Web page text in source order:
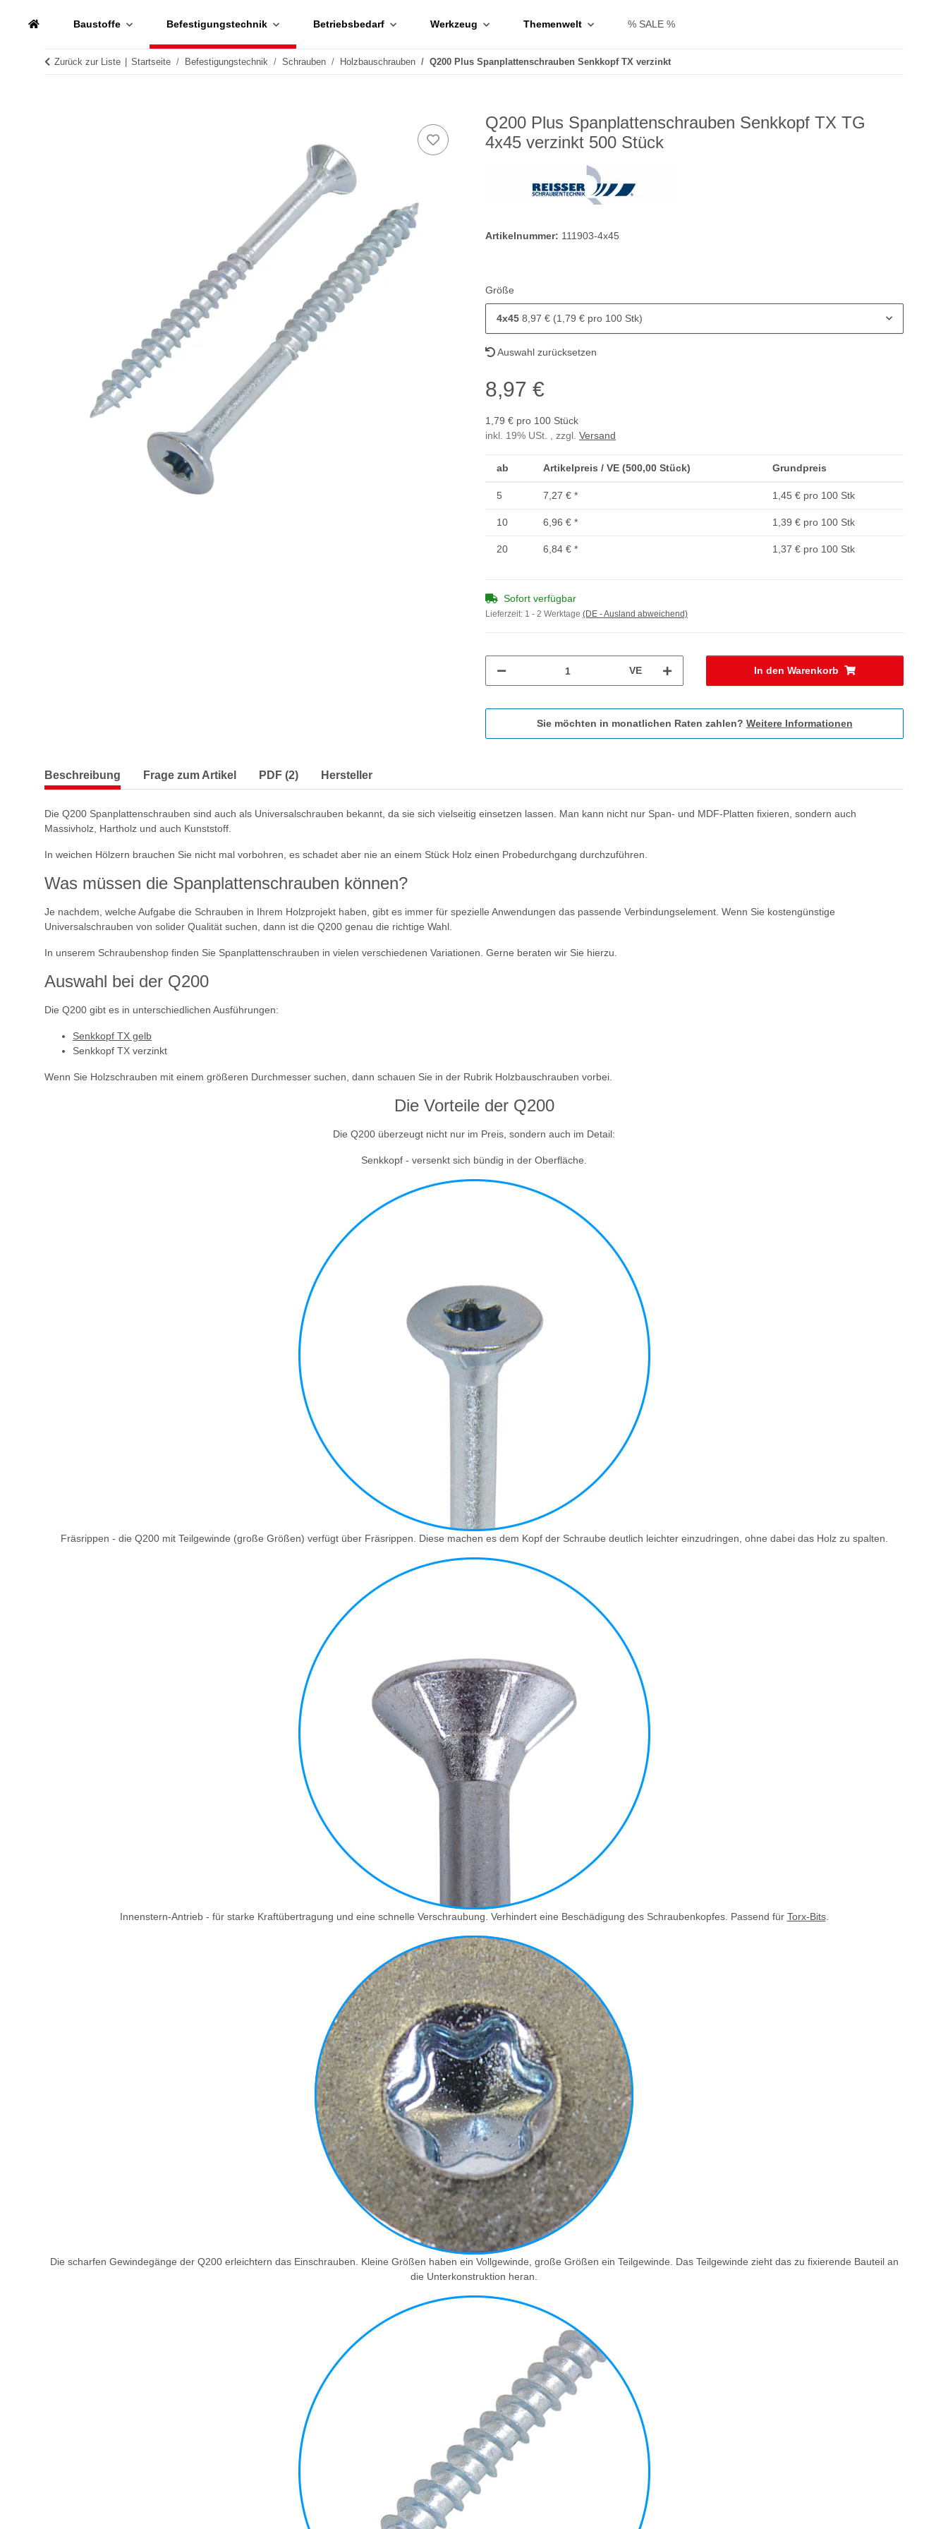
Baustoffe Befestigungstechnik Betriebsbedarf Werkzeug Themenwelt % SALE %
Zurück zur Liste Startseite Befestigungstechnik Schrauben Holzbauschrauben Q200 Plus Spanplattenschrauben Senkkopf TX verzinkt
Q200 Plus Spanplattenschrauben Senkkopf TX TG
4x45 verzinkt 500 Stück
Artikelnummer: 111903-4x45
Größe
4x45 8,97 € (1,79 € pro 100 Stk)
Auswahl zurücksetzen
8,97 €
1,79 € pro 100 Stück
inkl. 19% USt. , zzgl. Versand
ab Artikelpreis / VE (500,00 Stück) Grundpreis
5 7,27 € * 1,45 € pro 100 Stk
10 6,96 € * 1,39 € pro 100 Stk
20 6,84 € * 1,37 € pro 100 Stk
Sofort verfügbar
Lieferzeit: 1 - 2 Werktage (DE - Ausland abweichend)
VE In den Warenkorb
Sie möchten in monatlichen Raten zahlen? Weitere Informationen
Beschreibung Frage zum Artikel PDF (2) Hersteller
Die Q200 Spanplattenschrauben sind auch als Universalschrauben bekannt, da sie sich vielseitig einsetzen lassen. Man kann nicht nur Span- und MDF-Platten fixieren, sondern auch
Massivholz, Hartholz und auch Kunststoff.
In weichen Hölzern brauchen Sie nicht mal vorbohren, es schadet aber nie an einem Stück Holz einen Probedurchgang durchzuführen.
Was müssen die Spanplattenschrauben können?
Je nachdem, welche Aufgabe die Schrauben in Ihrem Holzprojekt haben, gibt es immer für spezielle Anwendungen das passende Verbindungselement. Wenn Sie kostengünstige
Universalschrauben von solider Qualität suchen, dann ist die Q200 genau die richtige Wahl.
In unserem Schraubenshop finden Sie Spanplattenschrauben in vielen verschiedenen Variationen. Gerne beraten wir Sie hierzu.
Auswahl bei der Q200
Die Q200 gibt es in unterschiedlichen Ausführungen:
Senkkopf TX gelb
Senkkopf TX verzinkt
Wenn Sie Holzschrauben mit einem größeren Durchmesser suchen, dann schauen Sie in der Rubrik Holzbauschrauben vorbei.
Die Vorteile der Q200
Die Q200 überzeugt nicht nur im Preis, sondern auch im Detail:
Senkkopf - versenkt sich bündig in der Oberfläche.
Fräsrippen - die Q200 mit Teilgewinde (große Größen) verfügt über Fräsrippen. Diese machen es dem Kopf der Schraube deutlich leichter einzudringen, ohne dabei das Holz zu spalten.
Innenstern-Antrieb - für starke Kraftübertragung und eine schnelle Verschraubung. Verhindert eine Beschädigung des Schraubenkopfes. Passend für Torx-Bits.
Die scharfen Gewindegänge der Q200 erleichtern das Einschrauben. Kleine Größen haben ein Vollgewinde, große Größen ein Teilgewinde. Das Teilgewinde zieht das zu fixierende Bauteil an
die Unterkonstruktion heran.